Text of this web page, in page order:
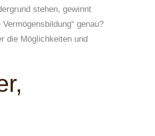
stehen, gewinnt
genau?
die Möglichkeiten und